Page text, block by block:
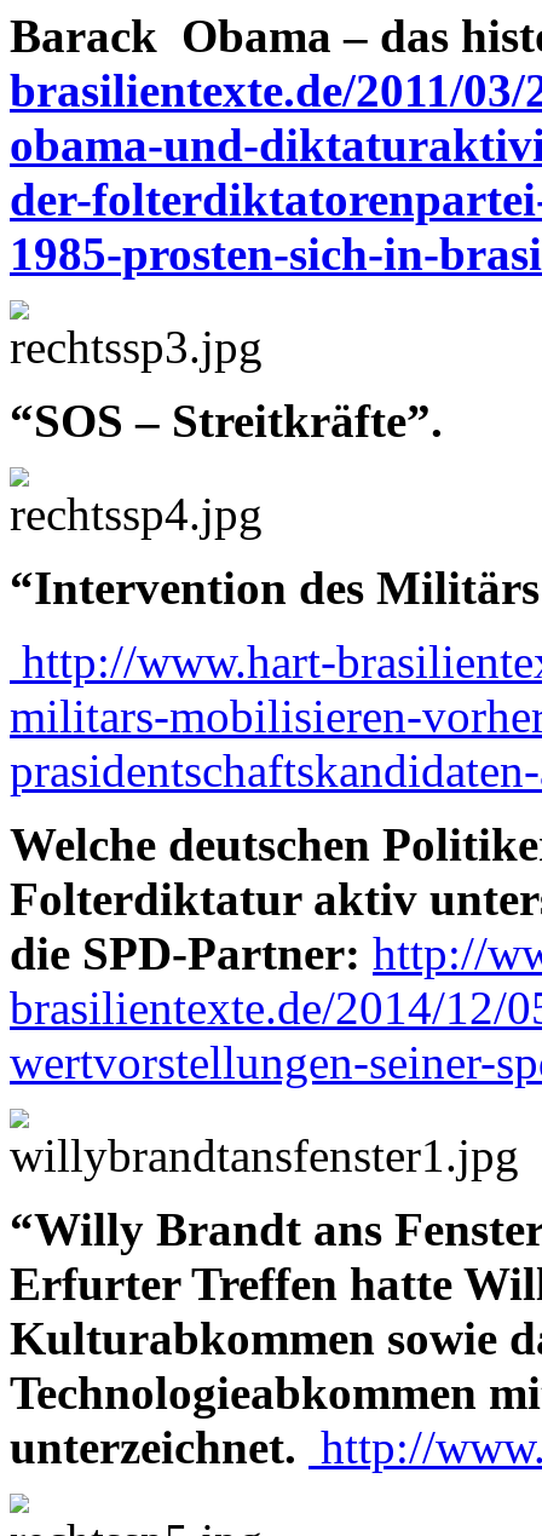
Barack Obama – das
brasilientexte.de/2011/
obama-und-
der-
1985-prosten-sich-in-
“SOS – Streitkräfte”.
“Intervention des
http://www.hart-
militars-mobilisieren-
Welche deutschen
Folterdiktatur aktiv
die SPD-Partner: http://
brasilientexte.de/2014/12/
wertvorstellungen-seiner-
“Willy Brandt ans
Erfurter Treffen hatte
Kulturabkommen sowie
Technologieabkommen
unterzeichnet. http://